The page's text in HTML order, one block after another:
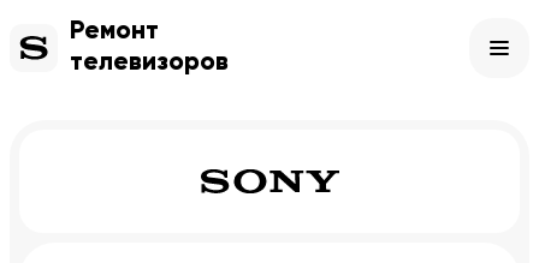
Ремонт
телевизоров